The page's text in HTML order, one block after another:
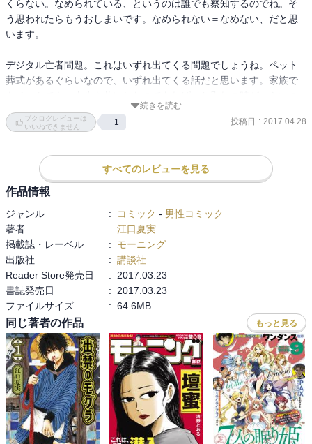
くらない。なめられている、というのは誰でも察知するのでね。そ
う思われたらもうおしまいです。なめられない＝なめない、だと思
います。
デジタル亡者問題。これはいずれ出てくる問題でしょうね。ペット
葬式があるぐらいなので、いずれ出てくる話だと思います。家族で
は当たり前で。その気持ちを形にしたいとなれば、供養の形もとる
でしょう。デジタル社会が進めば、COMING SOONでなくても訪れ
というか、ドラえもんの活動停止を表現するのに、「死ぬ」を当た
り前のように使ってしまうあたりデジタル亡者問題ですか。これ、
ットの魂とは？の話。ロビタの大量自殺だっけ？
13YEARS OLD!?
続きを読む
ブクログレビューは
いいねできません
1 投稿日 : 2017.04.28
すべてのレビューを見る
作品情報
ジャンル : コミック - 男性コミック
著者
: 江口夏実
掲載誌・レーベル
:
モーニング
出版社
: 講談社
Reader Store発売日
:
2017.03.23
書誌発売日
:
2017.03.23
ファイルサイズ
: 64.6MB
同じ著者の作品 もっと見る